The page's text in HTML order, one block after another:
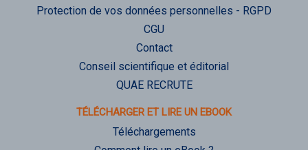
Protection de vos données personnelles - RGPD
CGU
Contact
Conseil scientifique et éditorial
QUAE RECRUTE
TÉLÉCHARGER ET LIRE UN EBOOK
Téléchargements